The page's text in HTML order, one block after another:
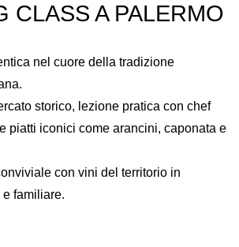
CLASS A PALERMO
nel cuore della tradizione
storico, lezione pratica con chef
piatti iconici come arancini, caponata e
con vini del territorio in
e familiare.